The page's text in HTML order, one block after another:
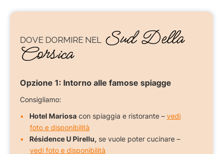
DOVE DORMIRE NEL Sud Della
Corsica
Opzione 1: Intorno alle famose spiagge
Consigliamo:
Hotel Mariosa con spiaggia e ristorante – vedi
foto e disponibilità
Résidence U Pirellu, se vuole poter cucinare –
vedi foto e disponibilità